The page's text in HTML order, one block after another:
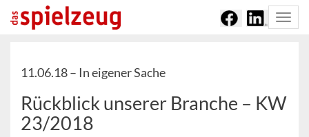
11.06.18 – In eigener Sache
Rückblick unserer Branche – KW
23/2018